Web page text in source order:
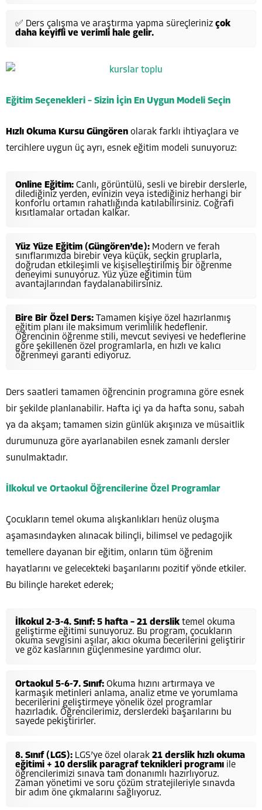
✅ Ders çalışma ve araştırma yapma süreçleriniz çok
daha keyifli ve verimli hale gelir.
Eğitim Seçenekleri – Sizin İçin En Uygun Modeli Seçin
Hızlı Okuma Kursu Güngören olarak farklı ihtiyaçlara ve
tercihlere uygun üç ayrı, esnek eğitim modeli sunuyoruz:
Online Eğitim: Canlı, görüntülü, sesli ve birebir derslerle,
dilediğiniz yerden, evinizin veya istediğiniz herhangi bir
konforlu ortamın rahatlığında katılabilirsiniz. Coğrafi
kısıtlamalar ortadan kalkar.
Yüz Yüze Eğitim (Güngören’de): Modern ve ferah
sınıflarımızda birebir veya küçük, seçkin gruplarla,
doğrudan etkileşimli ve kişiselleştirilmiş bir öğrenme
deneyimi sunuyoruz. Yüz yüze eğitimin tüm
avantajlarından faydalanabilirsiniz.
Bire Bir Özel Ders: Tamamen kişiye özel hazırlanmış
eğitim planı ile maksimum verimlilik hedeflenir.
Öğrencinin öğrenme stili, mevcut seviyesi ve hedeflerine
göre şekillenen özel programlarla, en hızlı ve kalıcı
öğrenmeyi garanti ediyoruz.
Ders saatleri tamamen öğrencinin programına göre esnek
bir şekilde planlanabilir. Hafta içi ya da hafta sonu, sabah
ya da akşam; tamamen sizin günlük akışınıza ve müsaitlik
durumunuza göre ayarlanabilen esnek zamanlı dersler
sunulmaktadır.
İlkokul ve Ortaokul Öğrencilerine Özel Programlar
Çocukların temel okuma alışkanlıkları henüz oluşma
aşamasındayken alınacak bilinçli, bilimsel ve pedagojik
temellere dayanan bir eğitim, onların tüm öğrenim
hayatlarını ve gelecekteki başarılarını pozitif yönde etkiler.
Bu bilinçle hareket ederek;
İlkokul 2-3-4. Sınıf: 5 hafta – 21 derslik temel okuma
geliştirme eğitimi sunuyoruz. Bu program, çocukların
okuma sevgisini aşılar, akıcı okuma becerilerini geliştirir
ve göz kaslarının güçlenmesine yardımcı olur.
Ortaokul 5-6-7. Sınıf: Okuma hızını artırmaya ve
karmaşık metinleri anlama, analiz etme ve yorumlama
becerilerini geliştirmeye yönelik özel programlar
hazırladık. Öğrencilerimiz, derslerdeki başarılarını bu
sayede pekiştirirler.
8. Sınıf (LGS): LGS’ye özel olarak 21 derslik hızlı okuma
eğitimi + 10 derslik paragraf teknikleri programı ile
öğrencilerimizi sınava tam donanımlı hazırlıyoruz.
Zaman yönetimi ve soru çözüm stratejileriyle sınavda
bir adım öne çıkmalarını sağlıyoruz.